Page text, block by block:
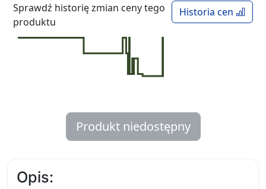
Historia cen
Sprawdź historię zmian ceny tego
produktu
Produkt niedostępny
Opis: